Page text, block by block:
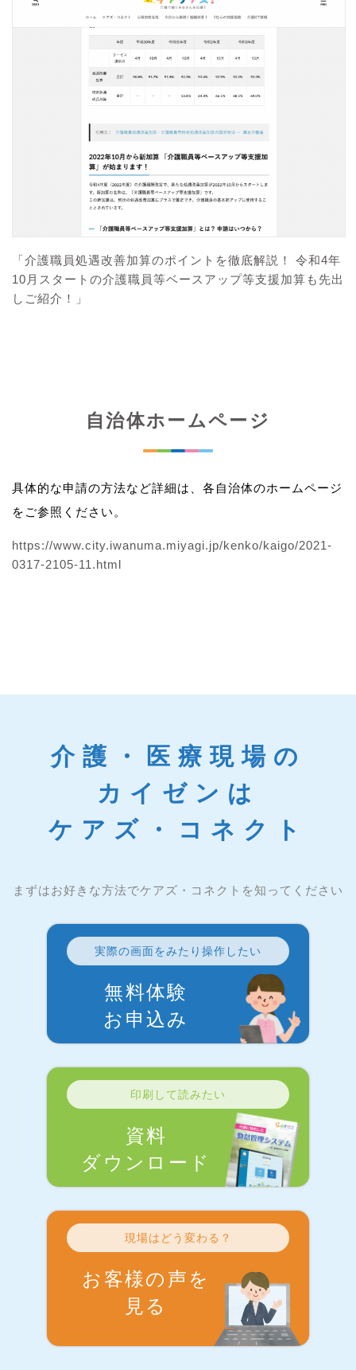
「介護職員処遇改善加算のポイントを徹底解説！ 令和4年
10月スタートの介護職員等ベースアップ等支援加算も先出
しご紹介！」
自治体ホームページ
具体的な申請の方法など詳細は、各自治体のホームページ
をご参照ください。
https://www.city.iwanuma.miyagi.jp/kenko/kaigo/2021-
0317-2105-11.html
介護・医療現場の
カイゼンは
ケアズ・コネクト
まずはお好きな方法でケアズ・コネクトを知ってください
実際の画面をみたり操作したい
無料体験
お申込み
印刷して読みたい
資料
ダウンロード
現場はどう変わる？
お客様の声を
見る